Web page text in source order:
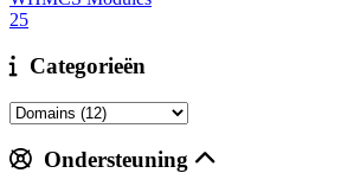
25
Categorieën
Ondersteuning